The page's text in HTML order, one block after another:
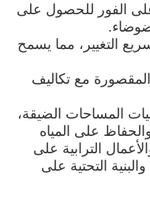
الفور للحصول على
التغيير، مما يسمح
مع تكاليف
المساحات الضيقة،
والحفاظ على المياه
الترابية على
التحتية على